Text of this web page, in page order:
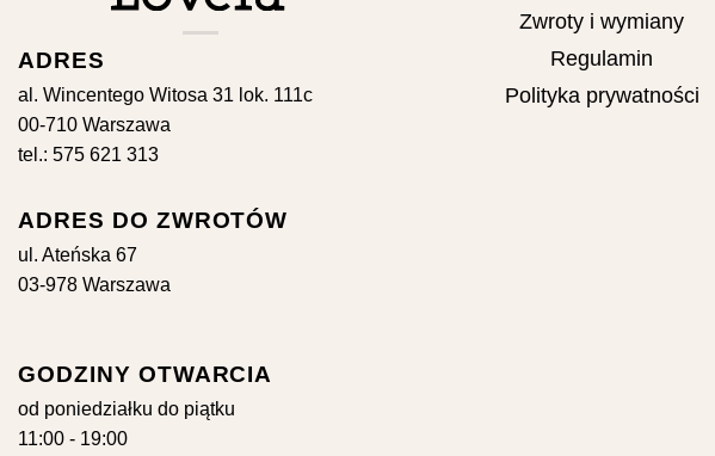
ADRES
al. Wincentego Witosa 31 lok. 111c
00-710 Warszawa
tel.: 575 621 313
ADRES DO ZWROTÓW
ul. Ateńska 67
03-978 Warszawa
GODZINY OTWARCIA
od poniedziałku do piątku
11:00 - 19:00
Zwroty i wymiany
Regulamin
Polityka prywatności